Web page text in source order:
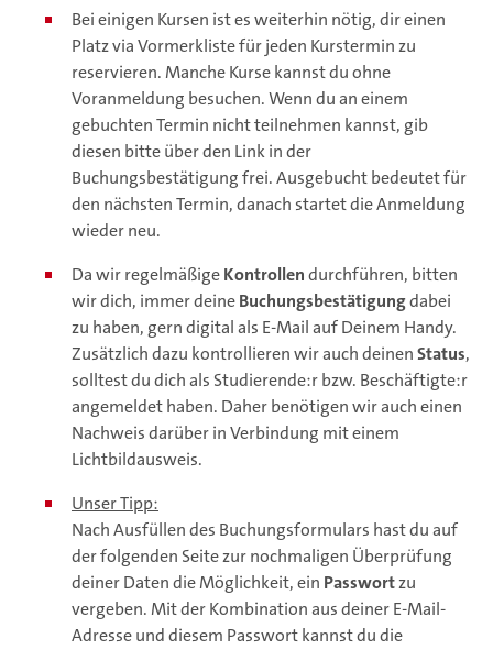
Bei einigen Kursen ist es weiterhin nötig, dir einen
Platz via Vormerkliste für jeden Kurstermin zu
reservieren. Manche Kurse kannst du ohne
Voranmeldung besuchen. Wenn du an einem
gebuchten Termin nicht teilnehmen kannst, gib
diesen bitte über den Link in der
Buchungsbestätigung frei. Ausgebucht bedeutet für
den nächsten Termin, danach startet die Anmeldung
wieder neu.
Da wir regelmäßigeKontrollendurchführen, bitten
wir dich, immer deineBuchungsbestätigungdabei
zu haben, gern digital als E-Mail auf Deinem Handy.
Zusätzlich dazu kontrollieren wir auch deinenStatus,
solltest du dich als Studierende:r bzw. Beschäftigte:r
angemeldet haben. Daher benötigen wir auch einen
Nachweis darüber in Verbindung mit einem
Lichtbildausweis.
Unser Tipp:
Nach Ausfüllen des Buchungsformulars hast du auf
der folgenden Seite zur nochmaligen Überprüfung
deiner Daten die Möglichkeit, ein Passwortzu
vergeben. Mit der Kombination aus deiner E-Mail-
Adresse und diesem Passwort kannst du die